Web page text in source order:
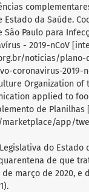
Estado da Saúde.
São Paulo para
- 2019-nCoV
noticias/
coronavirus-2019-
Organization
applied to
de
app/
do
de que
de março de 2020,